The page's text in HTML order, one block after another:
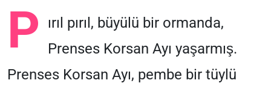
P
ırıl pırıl, büyülü bir ormanda,
Prenses Korsan Ayı yaşarmış.
Prenses Korsan Ayı, pembe bir tüylü